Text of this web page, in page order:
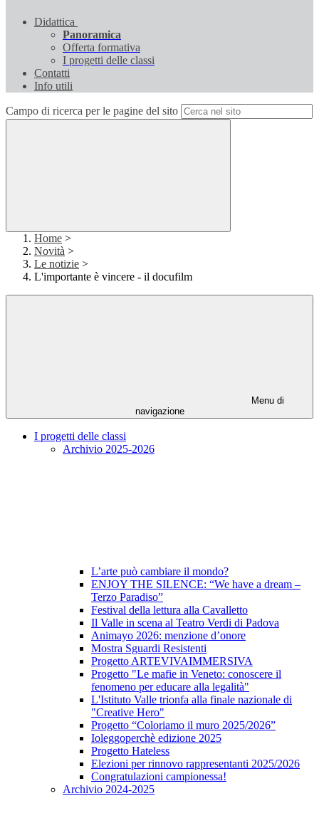
Didattica
Panoramica
Offerta formativa
I progetti delle classi
Contatti
Info utili
Campo di ricerca per le pagine del sito
Home >
Novità >
Le notizie >
L'importante è vincere - il docufilm
Menu di
navigazione
I progetti delle classi
Archivio 2025-2026
L’arte può cambiare il mondo?
ENJOY THE SILENCE: “We have a dream –
Terzo Paradiso”
Festival della lettura alla Cavalletto
Il Valle in scena al Teatro Verdi di Padova
Animayo 2026: menzione d’onore
Mostra Sguardi Resistenti
Progetto ARTEVIVAIMMERSIVA
Progetto "Le mafie in Veneto: conoscere il
fenomeno per educare alla legalità"
L'Istituto Valle trionfa alla finale nazionale di
"Creative Hero"
Progetto “Coloriamo il muro 2025/2026”
Ioleggoperchè edizione 2025
Progetto Hateless
Elezioni per rinnovo rappresentanti 2025/2026
Congratulazioni campionessa!
Archivio 2024-2025